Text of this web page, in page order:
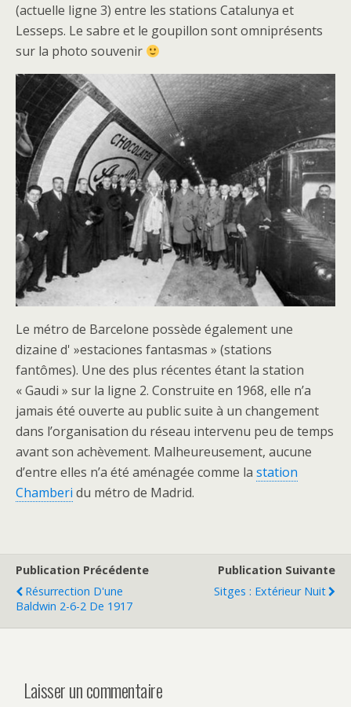
(actuelle ligne 3) entre les stations Catalunya et
Lesseps. Le sabre et le goupillon sont omniprésents
sur la photo souvenir
Le métro de Barcelone possède également une
dizaine d' »estaciones fantasmas » (stations
fantômes). Une des plus récentes étant la station
« Gaudi » sur la ligne 2. Construite en 1968, elle n’a
jamais été ouverte au public suite à un changement
dans l’organisation du réseau intervenu peu de temps
avant son achèvement. Malheureusement, aucune
d’entre elles n’a été aménagée comme la station
Chamberi du métro de Madrid.
Publication Précédente
Résurrection D'une
Baldwin 2-6-2 De 1917
Publication Suivante
Sitges : Extérieur Nuit
Laisser un commentaire